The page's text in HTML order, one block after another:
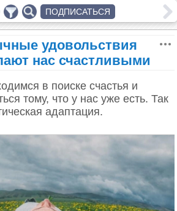
удовольствия
нас счастливыми
в поиске счастья и
тому, что у нас уже есть. Так
адаптация.
ПОДПИСАТЬСЯ